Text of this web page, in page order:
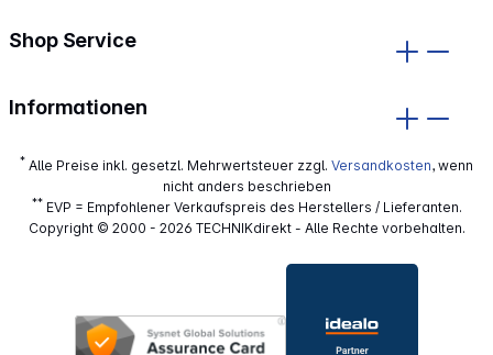
Shop Service
Informationen
* Alle Preise inkl. gesetzl. Mehrwertsteuer zzgl. Versandkosten, wenn
nicht anders beschrieben
** EVP = Empfohlener Verkaufspreis des Herstellers / Lieferanten.
Copyright © 2000 - 2026 TECHNIKdirekt - Alle Rechte vorbehalten.